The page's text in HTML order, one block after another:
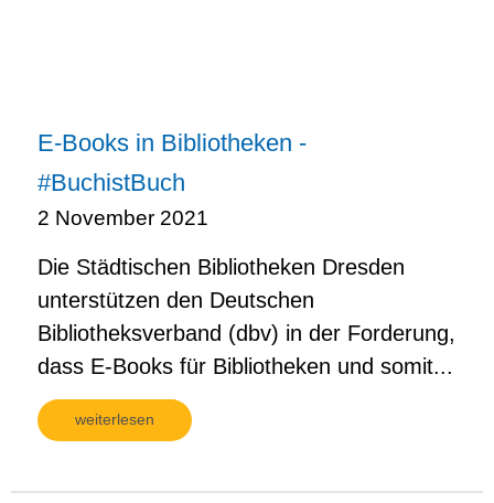
E-Books in Bibliotheken -
#BuchistBuch
2 November 2021
Die Städtischen Bibliotheken Dresden
unterstützen den Deutschen
Bibliotheksverband (dbv) in der Forderung,
dass E-Books für Bibliotheken und somit...
weiterlesen